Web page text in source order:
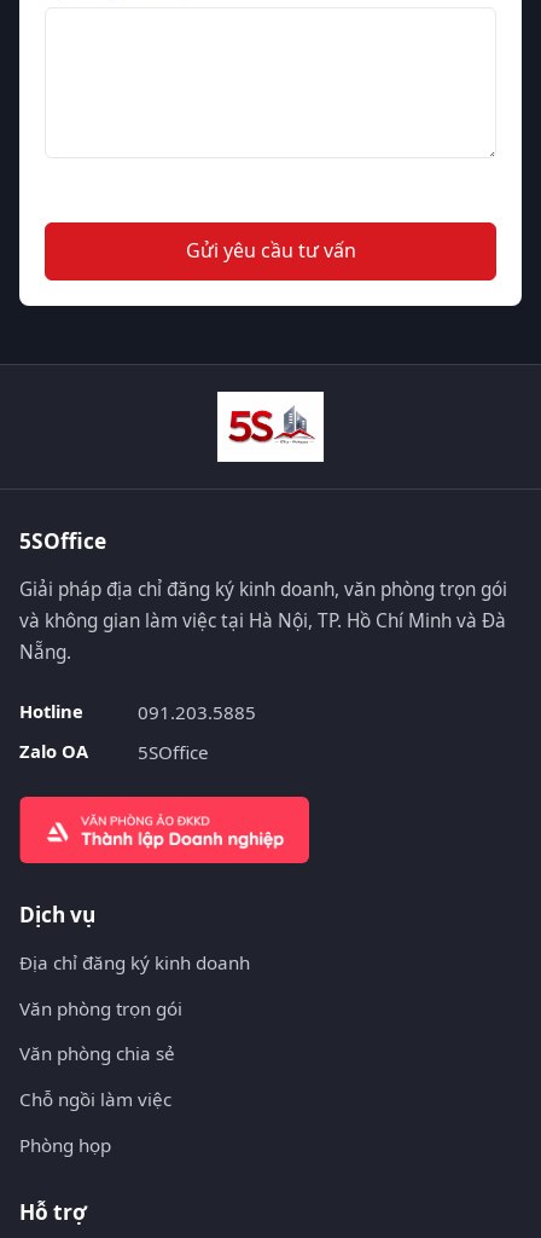
Gửi yêu cầu tư vấn
5SOffice
Giải pháp địa chỉ đăng ký kinh doanh, văn phòng trọn gói
và không gian làm việc tại Hà Nội, TP. Hồ Chí Minh và Đà
Nẵng.
Hotline
091.203.5885
Zalo OA
5SOffice
Dịch vụ
Địa chỉ đăng ký kinh doanh
Văn phòng trọn gói
Văn phòng chia sẻ
Chỗ ngồi làm việc
Phòng họp
Hỗ trợ